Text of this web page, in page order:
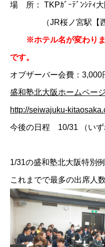
場 所： TKPｶﾞｰﾃﾞﾝｼﾃｨ
（JR桜ノ宮駅【西口
※ホテル名が変わり
です。
オブザーバー会費：3,000
盛和塾北大阪ホームページ
http://seiwajuku-
今後の日程 10/31 （いず
1/31の盛和塾北大阪特別
これまでで最多の出席人